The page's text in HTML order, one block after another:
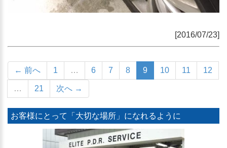
[2016/07/23]
← 前へ 1 … 6 7 8 9 10 11 12
… 21 次へ →
お客様にとって「大切な場所」になれるように